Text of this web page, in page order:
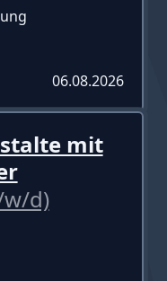
06.08.2026
mit
d)